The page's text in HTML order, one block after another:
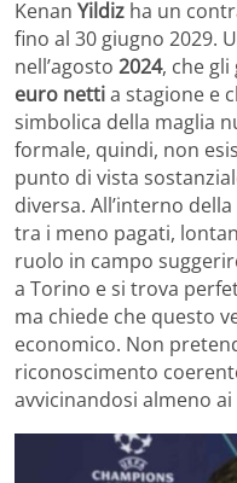
Kenan Yildiz ha un
fino al 30 giugno 2029.
nell’agosto 2024, che
euro nettia stagione e
simbolica della maglia
formale, quindi, non
punto di vista
diversa. All’interno
tra i meno pagati,
ruolo in campo
a Torino e si trova
ma chiede che questo
economico. Non
riconoscimento
avvicinandosi almeno